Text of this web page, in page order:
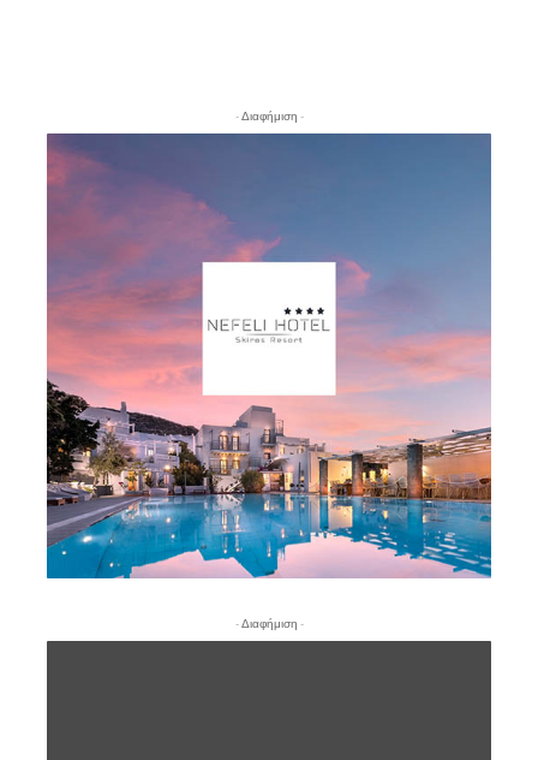
- Διαφήμιση -
- Διαφήμιση -